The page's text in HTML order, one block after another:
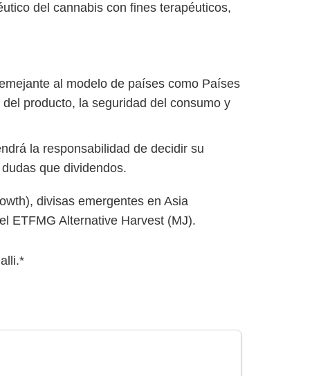
del cannabis con fines terapéuticos,
al modelo de países como Países
producto, la seguridad del consumo y
la responsabilidad de decidir su
que dividendos.
divisas emergentes en Asia
ETFMG Alternative Harvest (MJ).